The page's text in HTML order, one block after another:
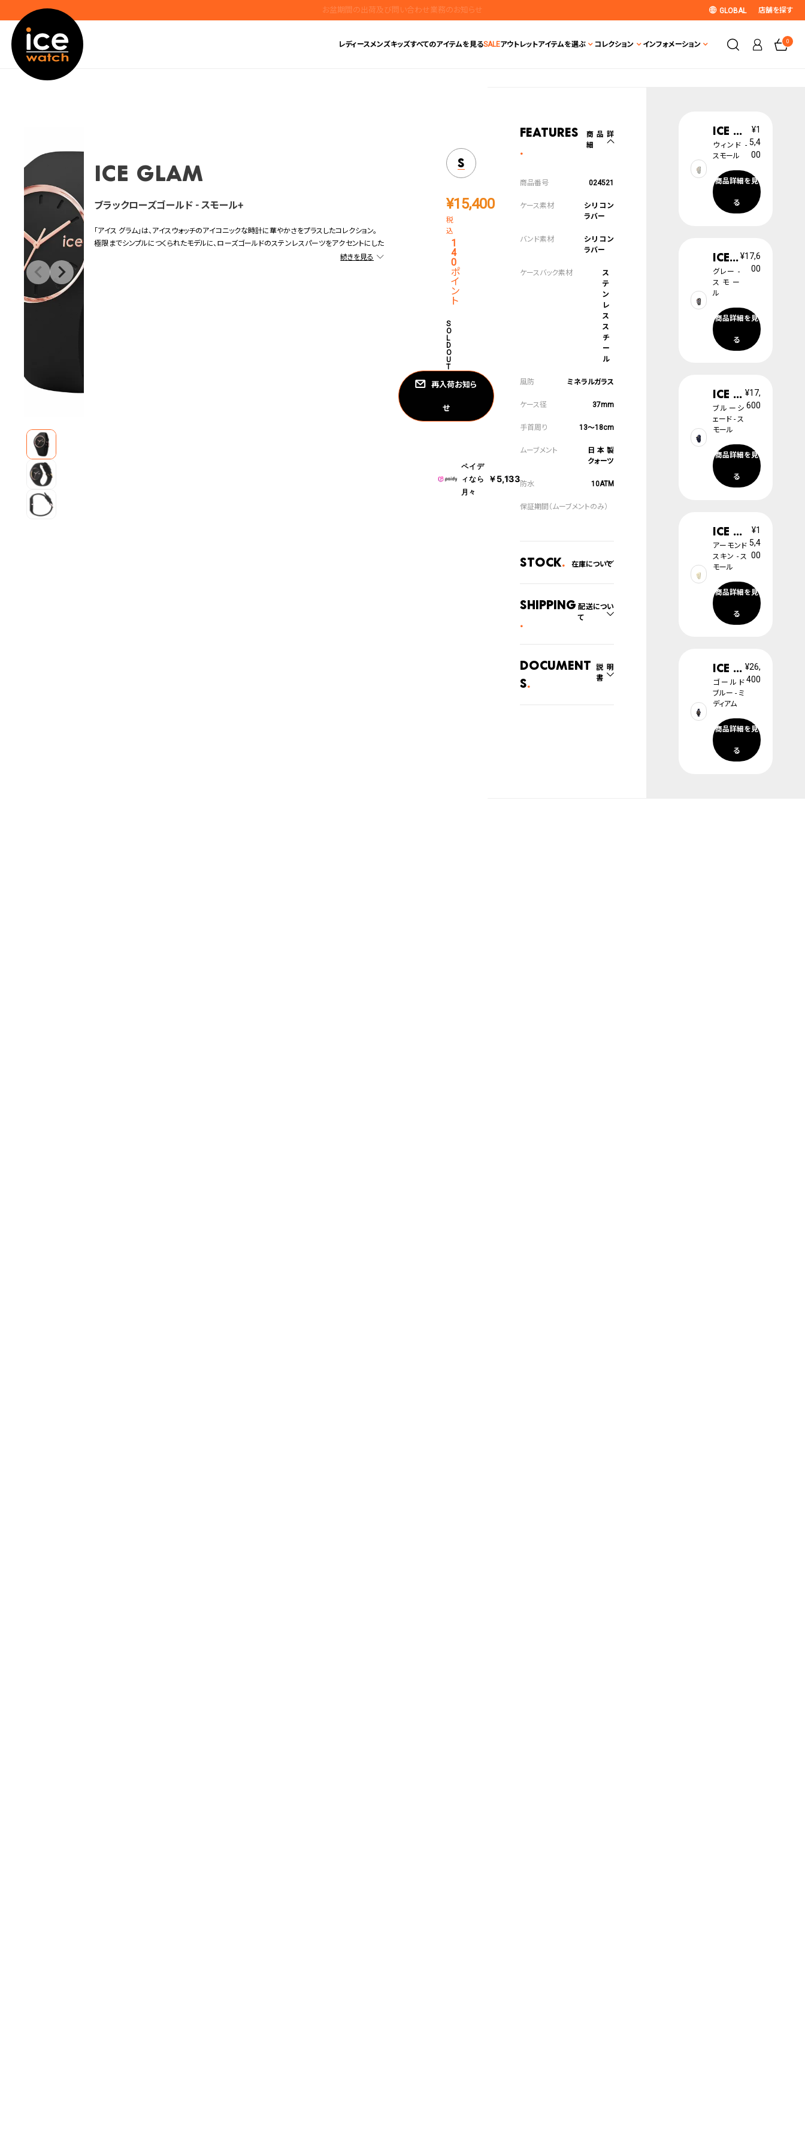
地震の影響によるお届けに関するお知らせ
レディースメンズキッズすべてのアイテムを見るSALEアウトレットアイテムを選ぶ コレクション インフォメーション
店舗を探す
GLOBAL
0
ICE glam
ブラックローズゴールド - スモール+
「アイス グラム」は、アイスウォッチのアイコニックな時計に華やかさをプラスしたコレクション。
極限までシンプルにつくられたモデルに、ローズゴールドのステンレスパーツをアクセントにした
S
¥15,400
税
込
1
4
0
ポ
イ
ン
ト
S
O
L
D
O
U
T
再入荷お知ら
せ
ペイデ
ィなら
月々
￥5,133
Features
商品詳
細
024521
シリコン
ラバー
シリコン
ラバー
ス
テ
ン
レ
ス
ス
チ
ー
ル
ミネラルガラス
37mm
13～18cm
日本製
クォーツ
10ATM
Stock 在庫について
ているため、在庫切れの場合
がございます。
在庫切れの場合、キャンセルを
Shipping 配送につい
て
庫状況により異なり、
・弊社物流センターからの発送
発送
Document
s
説明
書
ICE glam brushed
ウィンド -
スモール
¥1
5,4
00
商品詳細を見
る
ICE pearl
グレー -
スモー
ル
¥17,6
00
商品詳細を見
る
ICE cosmos
ブルーシ
ェード - ス
モール
¥17,
600
商品詳細を見
る
ICE glam brushed
アーモンド
スキン - ス
モール
¥1
5,4
00
商品詳細を見
る
ICE boliday
ゴールド
ブルー - ミ
ディアム
¥26,
400
商品詳細を見
る